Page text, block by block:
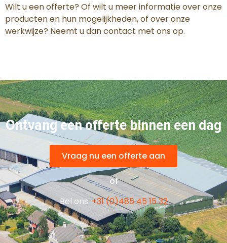
Wilt u een offerte? Of wilt u meer informatie over onze
producten en hun mogelijkheden, of over onze
werkwijze? Neemt u dan contact met ons op.
Ontvang een offerte binnen een dag
Vraag nu een offerte aan
of
Bel ons.+31 (0)485 45 15 32